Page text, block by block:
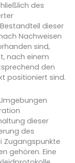
des
dieser
Nachweisen
sind,
nach einem
den
positioniert sind.
dieser
des
Zugangspunkte
gehören. Eine